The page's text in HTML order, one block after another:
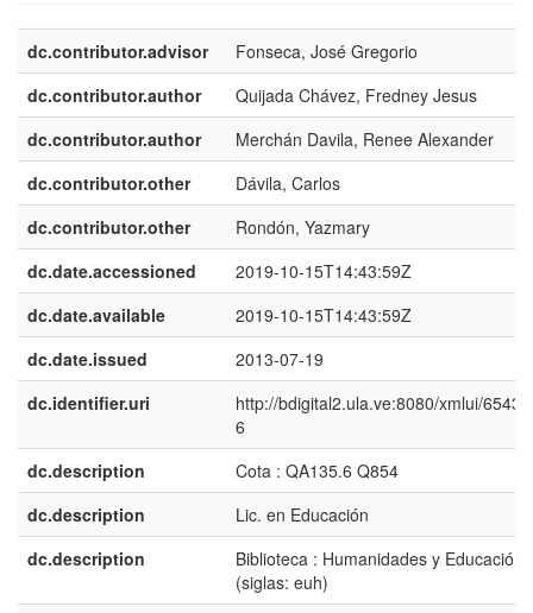
dc.contributor.advisor
Fonseca, José Gregorio
dc.contributor.author
Quijada Chávez, Fredney Jesus
dc.contributor.author
Merchán Davila, Renee Alexander
dc.contributor.other
Dávila, Carlos
dc.contributor.other
Rondón, Yazmary
dc.date.accessioned
2019-10-15T14:43:59Z
dc.date.available
2019-10-15T14:43:59Z
dc.date.issued
2013-07-19
dc.identifier.uri
http://bdigital2.ula.ve:8080/xmlui/
6
dc.description
Cota : QA135.6 Q854
dc.description
Lic. en Educación
dc.description
Biblioteca : Humanidades y Educación
(siglas: euh)